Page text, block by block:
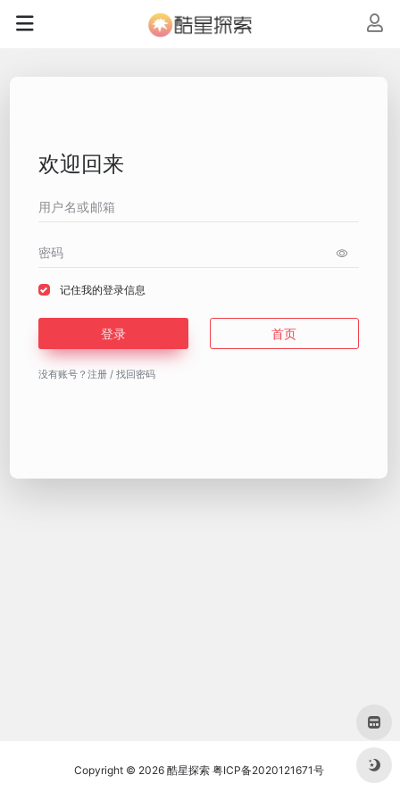
欢迎回来
记住我的登录信息
登录 首页
没有账号？ 注册 / 找回密码
Copyright © 2026 酷星探索 粤ICP备2020121671号